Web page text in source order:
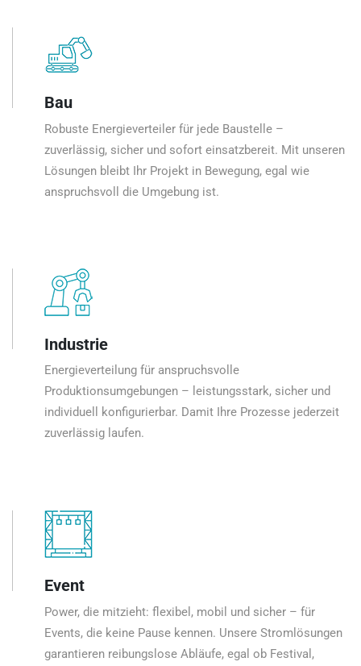
Bau
Robuste Energieverteiler für jede Baustelle –
zuverlässig, sicher und sofort einsatzbereit. Mit unseren
Lösungen bleibt Ihr Projekt in Bewegung, egal wie
anspruchsvoll die Umgebung ist.
Industrie
Energieverteilung für anspruchsvolle
Produktionsumgebungen – leistungsstark, sicher und
individuell konfigurierbar. Damit Ihre Prozesse jederzeit
zuverlässig laufen.
Event
Power, die mitzieht: flexibel, mobil und sicher – für
Events, die keine Pause kennen. Unsere Stromlösungen
garantieren reibungslose Abläufe, egal ob Festival,